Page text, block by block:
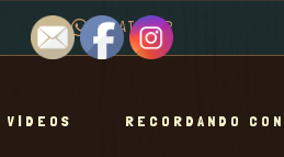
WHATSAPP
VIDEOS RECORDANDO